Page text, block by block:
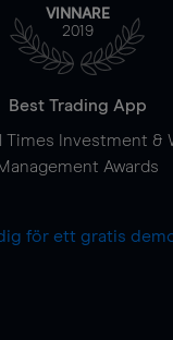
VINNARE
2019
Best Trading App
Times Investment &
Awards
för ett gratis